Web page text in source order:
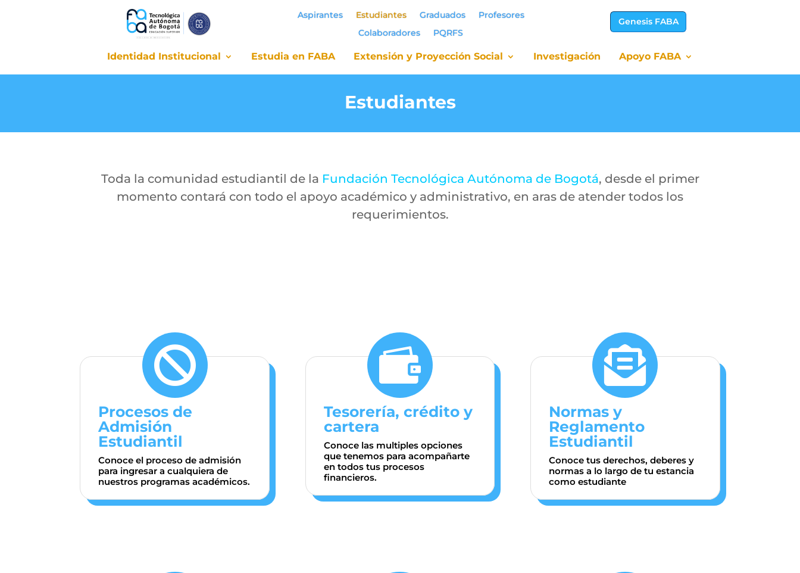
Aspirantes Estudiantes Graduados
Profesores
Colaboradores
PQRFS
Genesis FABA
Identidad Institucional Estudia en FABA Extensión y Proyección Social Investigación Apoyo FABA
Identidad Institucional Estudia en FABA Extensión y Proyección Social Investigación Apoyo FABA
Estudiantes
Toda la comunidad estudiantil de la Fundación Tecnológica Autónoma de Bogotá, desde el primer
momento contará con todo el apoyo académico y administrativo, en aras de atender todos los
requerimientos.

Procesos de
Admisión
Estudiantil
Conoce el proceso de admisión
para ingresar a cualquiera de
nuestros programas académicos.

Tesorería, crédito y
cartera
Conoce las multiples opciones
que tenemos para acompañarte
en todos tus procesos
financieros.

Normas y
Reglamento
Estudiantil
Conoce tus derechos, deberes y
normas a lo largo de tu estancia
como estudiante